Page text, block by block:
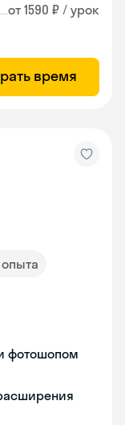
от 1590 ₽ / урок
время
фотошопом